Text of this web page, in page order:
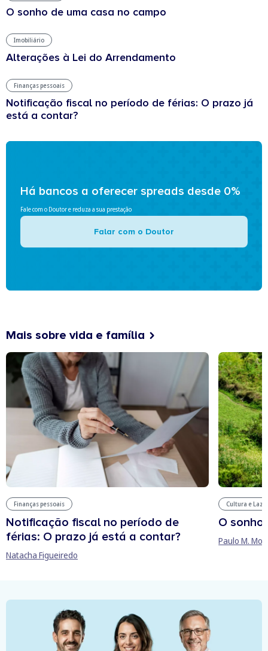
O sonho de uma casa no campo
Imobiliário
Alterações à Lei do Arrendamento
Finanças pessoais
Notificação fiscal no período de férias: O prazo já
está a contar?
Há bancos a oferecer spreads desde 0%
Fale com o Doutor e reduza a sua prestação
Falar com o Doutor
Mais sobre vida e família
Finanças pessoais
Notificação fiscal no período de
férias: O prazo já está a contar?
Natacha Figueiredo
Cultura e
O sonho
Paulo M.